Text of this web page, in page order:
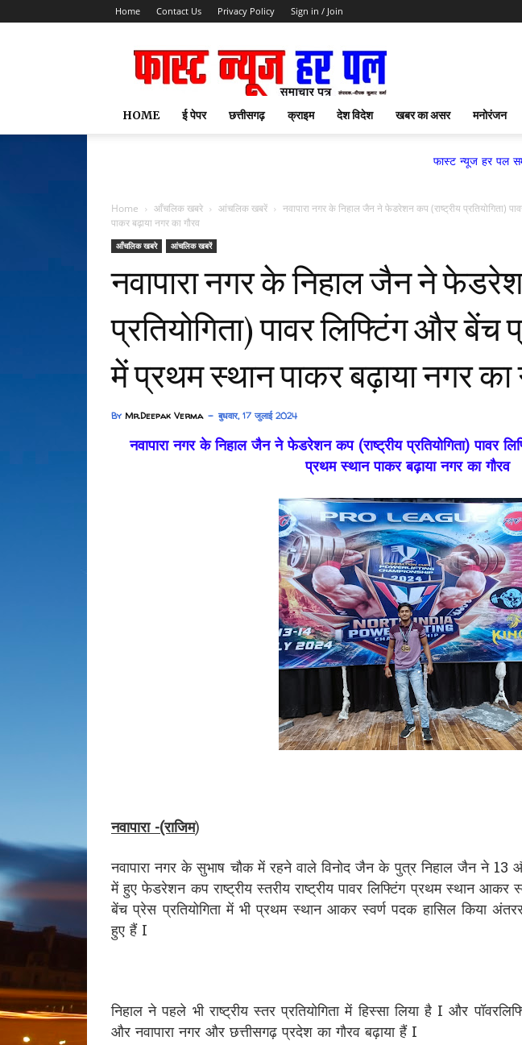
Home Contact Us Privacy Policy Sign in / Join
HOME ई पेपर छत्तीसगढ़ क्राइम देश विदेश खबर का असर मनोरंजन
फास्ट न्यूज हर पल समाचार पत्र,
Home आँचलिक खबरे आंचलिक खबरें
नवापारा नगर के निहाल जैन ने फेडरेशन कप (राष्ट्रीय प्रतियोगिता)
पाकर बढ़ाया नगर का गौरव
आँचलिक खबरे आंचलिक खबरें
नवापारा नगर के निहाल जैन ने
प्रतियोगिता) पावर लिफ्टिंग और बेंच
में प्रथम स्थान पाकर बढ़ाया नगर का
By Mr.Deepak Verma बुधवार, 17 जुलाई 2024
नवापारा नगर के निहाल जैन ने फेडरेशन कप (राष्ट्रीय प्रतियोगिता) पावर
प्रथम स्थान पाकर बढ़ाया नगर का गौरव
नवापारा -(राजिम)
नवापारा नगर के सुभाष चौक में रहने वाले विनोद जैन के पुत्र निहाल जैन ने 13
में हुए फेडरेशन कप राष्ट्रीय स्तरीय राष्ट्रीय पावर लिफ्टिंग प्रथम स्थान आकर
बेंच प्रेस प्रतियोगिता में भी प्रथम स्थान आकर स्वर्ण पदक हासिल किया
हुए हैं I
निहाल ने पहले भी राष्ट्रीय स्तर प्रतियोगिता में हिस्सा लिया है I और
और नवापारा नगर और छत्तीसगढ़ प्रदेश का गौरव बढ़ाया हैं I